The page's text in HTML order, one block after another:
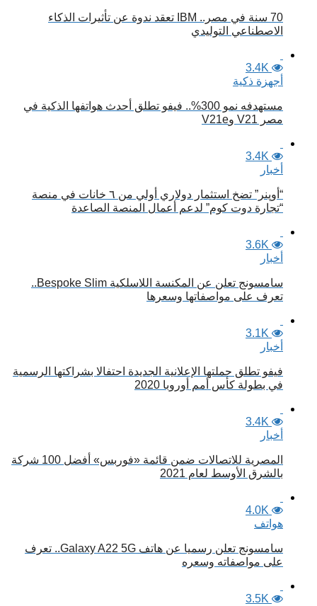
70 سنة في مصر.. IBM تعقد ندوة عن تأثيرات الذكاء
الاصطناعي التوليدي
3.4K
أجهزة ذكية
مستهدفه نمو 300%.. فيفو تطلق أحدث هواتفها الذكية في
مصر V21 وV21e
3.4K
أخبار
“أوپنر” تضخ استثمار دولاري أولي من ٦ خانات في منصة
“تجارة دوت كوم” لدعم أعمال المنصة الصاعدة
3.6K
أخبار
سامسونج تعلن عن المكنسة اللاسلكية Bespoke Slim..
تعرف على مواصفاتها وسعرها
3.1K
أخبار
فيفو تطلق حملتها الإعلانية الجديدة احتفالا بشراكتها الرسمية
في بطولة كأس أمم أوروبا 2020
3.4K
أخبار
المصرية للاتصالات ضمن قائمة «فوربس» أفضل 100 شركة
بالشرق الأوسط لعام 2021
4.0K
هواتف
سامسونج تعلن رسميا عن هاتف Galaxy A22 5G.. تعرف
على مواصفاته وسعره
3.5K